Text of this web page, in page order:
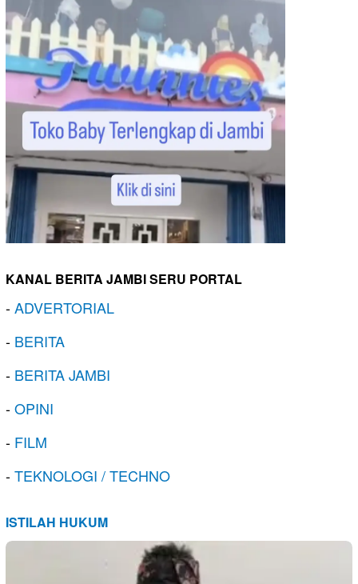
KANAL BERITA JAMBI SERU PORTAL
-ADVERTORIAL
- BERITA
- BERITA JAMBI
-OPINI
- FILM
-TEKNOLOGI / TECHNO
ISTILAH HUKUM